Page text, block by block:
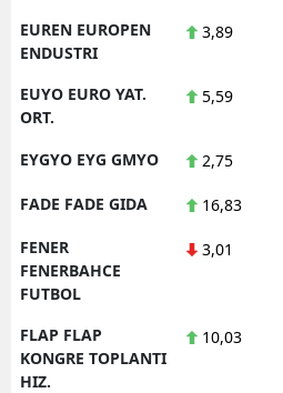
EUREN EUROPEN
ENDUSTRI
3,89
EUYO EURO YAT.
ORT.
5,59
EYGYO EYG GMYO 2,75
FADE FADE GIDA 16,83
FENER
FENERBAHCE
FUTBOL
3,01
FLAP FLAP
KONGRE TOPLANTI
HIZ.
10,03